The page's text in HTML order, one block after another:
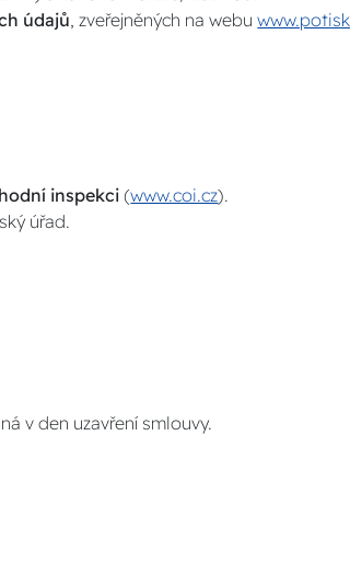
údajů, zveřejněných na webu
inspekci (www.coi.cz).
úřad.
v den uzavření smlouvy.